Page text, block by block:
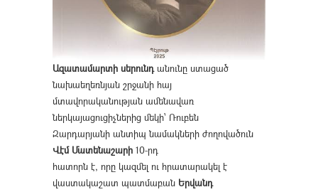
Ազատամարտի սերունդանունը ստացած
նախաեղեռնյան շրջանի հայ
մտավորականության ամենավառ
ներկայացուցիչներից մեկի՝ Ռուբեն
Զարդարյանի անտիպ նամակների ժողովածուն
Վէմ Մատենաշարի 10-րդ
հատորն է, որը կազմել ու հրատարակել է
վաստակաշատ պատմաբան Երվանդ